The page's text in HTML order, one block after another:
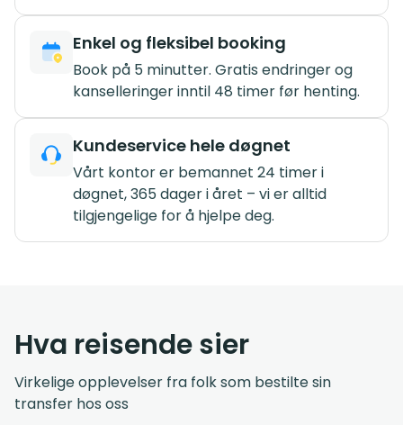
Enkel og fleksibel booking
Book på 5 minutter. Gratis endringer og
kanselleringer inntil 48 timer før henting.
Kundeservice hele døgnet
Vårt kontor er bemannet 24 timer i
døgnet, 365 dager i året – vi er alltid
tilgjengelige for å hjelpe deg.
Hva reisende sier
Virkelige opplevelser fra folk som bestilte sin
transfer hos oss